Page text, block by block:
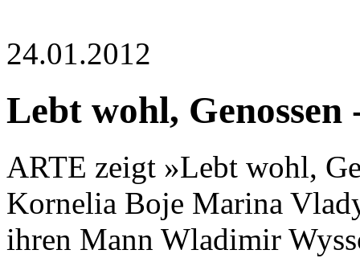
24.01.2012
Lebt wohl,
ARTE zeigt »Lebt wohl,
Kornelia Boje Marina
ihren Mann Wladimir